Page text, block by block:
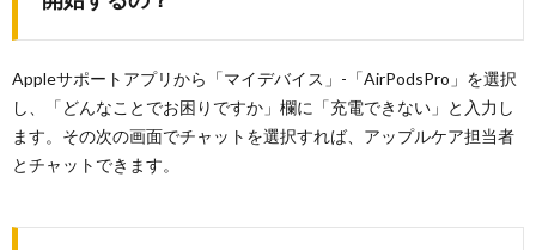
Appleサポートアプリから「マイデバイス」-「AirPodsPro」を選択
し、「どんなことでお困りですか」欄に「充電できない」と入力し
ます。その次の画面でチャットを選択すれば、アップルケア担当者
とチャットできます。